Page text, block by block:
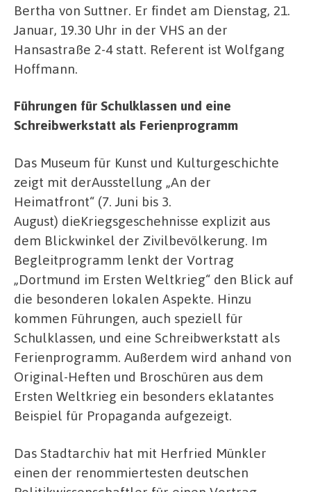
Bertha von Suttner. Er findet am Dienstag, 21.
Januar, 19.30 Uhr in der VHS an der
Hansastraße 2-4 statt. Referent ist Wolfgang
Hoffmann.
Führungen für Schulklassen und eine
Schreibwerkstatt als Ferienprogramm
Das Museum für Kunst und Kulturgeschichte
zeigt mit derAusstellung „An der
Heimatfront“ (7. Juni bis 3.
August) dieKriegsgeschehnisse explizit aus
dem Blickwinkel der Zivilbevölkerung. Im
Begleitprogramm lenkt der Vortrag
„Dortmund im Ersten Weltkrieg“ den Blick auf
die besonderen lokalen Aspekte. Hinzu
kommen Führungen, auch speziell für
Schulklassen, und eine Schreibwerkstatt als
Ferienprogramm. Außerdem wird anhand von
Original-Heften und Broschüren aus dem
Ersten Weltkrieg ein besonders eklatantes
Beispiel für Propaganda aufgezeigt.
Das Stadtarchiv hat mit Herfried Münkler
einen der renommiertesten deutschen